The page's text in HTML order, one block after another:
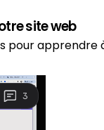
site web
pour apprendre